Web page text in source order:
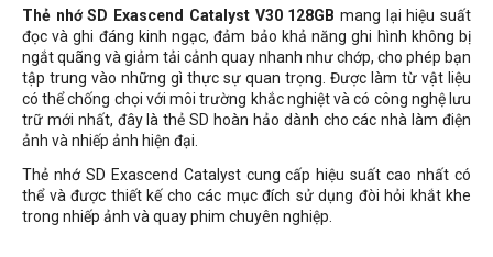
Thẻ nhớ SD Exascend Catalyst V30 128GB mang lại hiệu suất
đọc và ghi đáng kinh ngạc, đảm bảo khả năng ghi hình không bị
ngắt quãng và giảm tải cảnh quay nhanh như chớp, cho phép bạn
tập trung vào những gì thực sự quan trọng. Được làm từ vật liệu
có thể chống chọi với môi trường khắc nghiệt và có công nghệ lưu
trữ mới nhất, đây là thẻ SD hoàn hảo dành cho các nhà làm điện
ảnh và nhiếp ảnh hiện đại.
Thẻ nhớ SD Exascend Catalyst cung cấp hiệu suất cao nhất có
thể và được thiết kế cho các mục đích sử dụng đòi hỏi khắt khe
trong nhiếp ảnh và quay phim chuyên nghiệp.